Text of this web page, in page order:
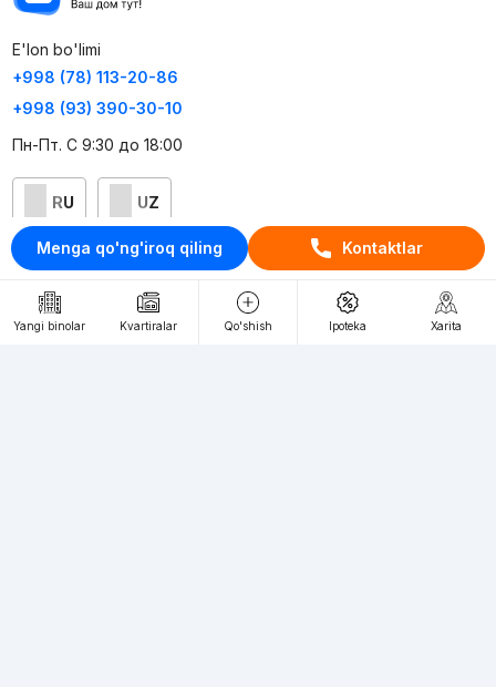
Menga qo'ng'iroq qiling Kontaktlar
Yangi binolar Kvartiralar Qo'shish Ipoteka Xarita
E'lon bo'limi
+998 (78) 113-20-86
+998 (93) 390-30-10
Пн-Пт. С 9:30 до 18:00
RU UZ
Kontaktlar
loyiha haqida